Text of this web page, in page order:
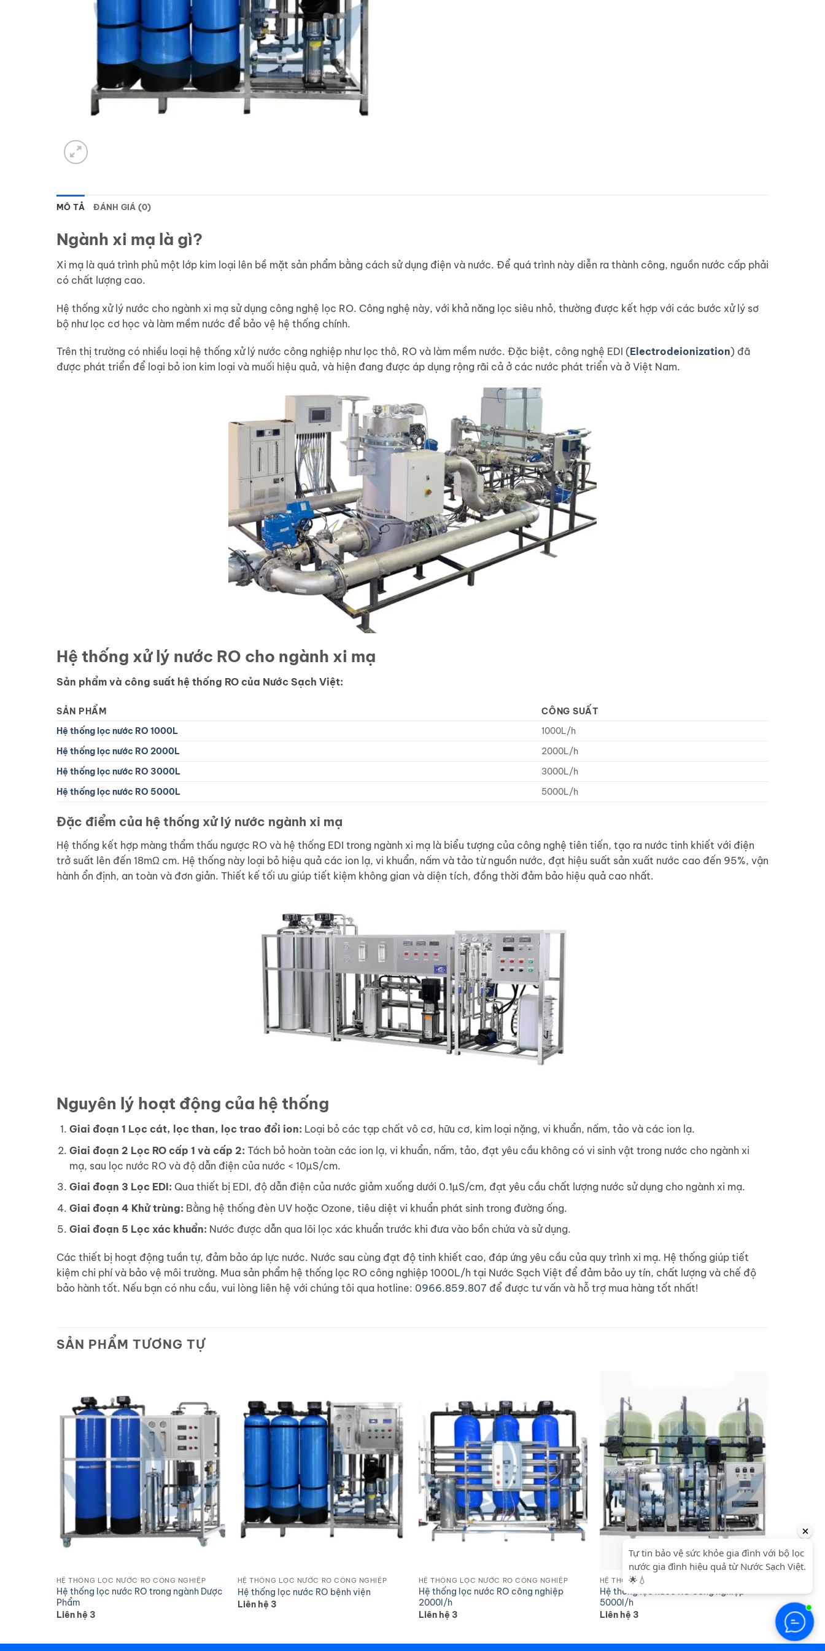
MÔ TẢ ĐÁNH GIÁ (0)
Ngành xi mạ là gì?
Xi mạ là quá trình phủ một lớp kim loại lên bề mặt sản phẩm bằng cách sử dụng điện và nước. Để quá trình này diễn ra thành công, nguồn nước cấp phải
có chất lượng cao.
Hệ thống xử lý nước cho ngành xi mạ sử dụng công nghệ lọc RO. Công nghệ này, với khả năng lọc siêu nhỏ, thường được kết hợp với các bước xử lý sơ
bộ như lọc cơ học và làm mềm nước để bảo vệ hệ thống chính.
Trên thị trường có nhiều loại hệ thống xử lý nước công nghiệp như lọc thô, RO và làm mềm nước. Đặc biệt, công nghệ EDI (Electrodeionization) đã
được phát triển để loại bỏ ion kim loại và muối hiệu quả, và hiện đang được áp dụng rộng rãi cả ở các nước phát triển và ở Việt Nam.
Hệ thống xử lý nước RO cho ngành xi mạ
Sản phẩm và công suất hệ thống RO của Nước Sạch Việt:
SẢN PHẨM
CÔNG SUẤT
Hệ thống lọc nước RO 1000L
1000L/h
Hệ thống lọc nước RO 2000L
2000L/h
Hệ thống lọc nước RO 3000L
3000L/h
Hệ thống lọc nước RO 5000L
5000L/h
Đặc điểm của hệ thống xử lý nước ngành xi mạ
Hệ thống kết hợp màng thẩm thấu ngược RO và hệ thống EDI trong ngành xi mạ là biểu tượng của công nghệ tiên tiến, tạo ra nước tinh khiết với điện
trở suất lên đến 18mΩ cm. Hệ thống này loại bỏ hiệu quả các ion lạ, vi khuẩn, nấm và tảo từ nguồn nước, đạt hiệu suất sản xuất nước cao đến 95%, vận
hành ổn định, an toàn và đơn giản. Thiết kế tối ưu giúp tiết kiệm không gian và diện tích, đồng thời đảm bảo hiệu quả cao nhất.
Nguyên lý hoạt động của hệ thống
Giai đoạn 1 Lọc cát, lọc than, lọc trao đổi ion: Loại bỏ các tạp chất vô cơ, hữu cơ, kim loại nặng, vi khuẩn, nấm, tảo và các ion lạ.
Giai đoạn 2 Lọc RO cấp 1 và cấp 2: Tách bỏ hoàn toàn các ion lạ, vi khuẩn, nấm, tảo, đạt yêu cầu không có vi sinh vật trong nước cho ngành xi
mạ, sau lọc nước RO và độ dẫn điện của nước < 10µS/cm.
Giai đoạn 3 Lọc EDI: Qua thiết bị EDI, độ dẫn điện của nước giảm xuống dưới 0.1µS/cm, đạt yêu cầu chất lượng nước sử dụng cho ngành xi mạ.
Giai đoạn 4 Khử trùng: Bằng hệ thống đèn UV hoặc Ozone, tiêu diệt vi khuẩn phát sinh trong đường ống.
Giai đoạn 5 Lọc xác khuẩn: Nước được dẫn qua lõi lọc xác khuẩn trước khi đưa vào bồn chứa và sử dụng.
Các thiết bị hoạt động tuần tự, đảm bảo áp lực nước. Nước sau cùng đạt độ tinh khiết cao, đáp ứng yêu cầu của quy trình xi mạ. Hệ thống giúp tiết
kiệm chi phí và bảo vệ môi trường. Mua sản phẩm hệ thống lọc RO công nghiệp 1000L/h tại Nước Sạch Việt để đảm bảo uy tín, chất lượng và chế độ
bảo hành tốt. Nếu bạn có nhu cầu, vui lòng liên hệ với chúng tôi qua hotline: 0966.859.807 để được tư vấn và hỗ trợ mua hàng tốt nhất!
SẢN PHẨM TƯƠNG TỰ
HỆ THỐNG LỌC NƯỚC RO CÔNG NGHIỆP
Hệ thống lọc nước RO trong ngành Dược
Phẩm
Liên hệ 3
HỆ THỐNG LỌC NƯỚC RO CÔNG NGHIỆP
Hệ thống lọc nước RO bệnh viện
Liên hệ 3
HỆ THỐNG LỌC NƯỚC RO CÔNG NGHIỆP
Hệ thống lọc nước RO công nghiệp
2000l/h
Liên hệ 3
HỆ THỐNG LỌC NƯỚC RO CÔNG NGHIỆP
Hệ thống lọc nước RO công nghiệp
5000l/h
Liên hệ 3